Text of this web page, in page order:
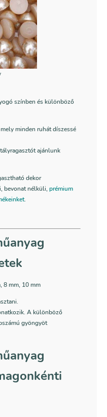
színben és különböző
minden ruhát díszessé
ajánlunk
dekor
bevonat nélküli, prémium
.
8 mm, 10 mm
A különböző
gyöngyöt